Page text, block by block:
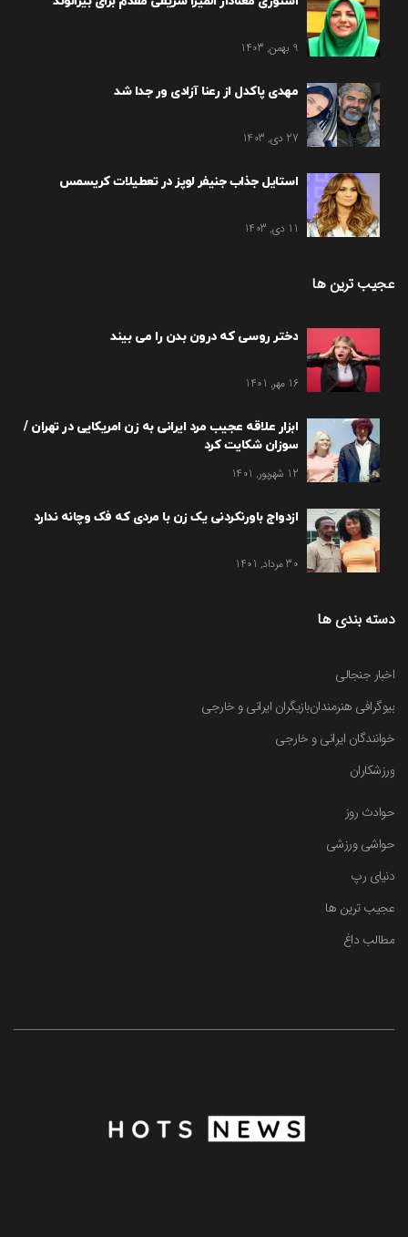
9 بهمن, 1403
مهدی پاکدل از رعنا آزادی ور جدا شد
27 دی, 1403
استایل جذاب جنیفر لوپز در تعطیلات کریسمس
11 دی, 1403
عجیب ترین ها
دختر روسی که درون بدن را می بیند
16 مهر, 1401
ابزار علاقه عجیب مرد ایرانی به زن امریکایی در تهران /
سوزان شکایت کرد
12 شهریور, 1401
ازدواج باورنکردنی یک زن با مردی که فک وچانه ندارد
30 مرداد, 1401
دسته بندی ها
اخبار جنجالی
بیوگرافی هنرمندانبازیگران ایرانی و خارجی
خوانندگان ایرانی و خارجی
ورزشکاران
حوادث روز
حواشی ورزشی
دنیای رپ
عجیب ترین ها
مطالب داغ